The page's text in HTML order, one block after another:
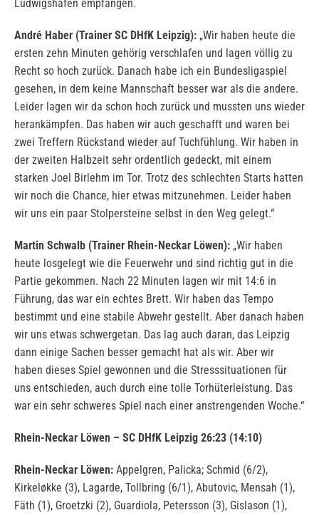
Ludwigshafen empfangen.
André Haber (Trainer SC DHfK Leipzig): „Wir haben heute die
ersten zehn Minuten gehörig verschlafen und lagen völlig zu
Recht so hoch zurück. Danach habe ich ein Bundesligaspiel
gesehen, in dem keine Mannschaft besser war als die andere.
Leider lagen wir da schon hoch zurück und mussten uns wieder
herankämpfen. Das haben wir auch geschafft und waren bei
zwei Treffern Rückstand wieder auf Tuchfühlung. Wir haben in
der zweiten Halbzeit sehr ordentlich gedeckt, mit einem
starken Joel Birlehm im Tor. Trotz des schlechten Starts hatten
wir noch die Chance, hier etwas mitzunehmen. Leider haben
wir uns ein paar Stolpersteine selbst in den Weg gelegt.“
Martin Schwalb (Trainer Rhein-Neckar Löwen): „Wir haben
heute losgelegt wie die Feuerwehr und sind richtig gut in die
Partie gekommen. Nach 22 Minuten lagen wir mit 14:6 in
Führung, das war ein echtes Brett. Wir haben das Tempo
bestimmt und eine stabile Abwehr gestellt. Aber danach haben
wir uns etwas schwergetan. Das lag auch daran, das Leipzig
dann einige Sachen besser gemacht hat als wir. Aber wir
haben dieses Spiel gewonnen und die Stresssituationen für
uns entschieden, auch durch eine tolle Torhüterleistung. Das
war ein sehr schweres Spiel nach einer anstrengenden Woche.“
Rhein-Neckar Löwen – SC DHfK Leipzig 26:23 (14:10)
Rhein-Neckar Löwen: Appelgren, Palicka; Schmid (6/2),
Kirkeløkke (3), Lagarde, Tollbring (6/1), Abutovic, Mensah (1),
Fäth (1), Groetzki (2), Guardiola, Petersson (3), Gislason (1),